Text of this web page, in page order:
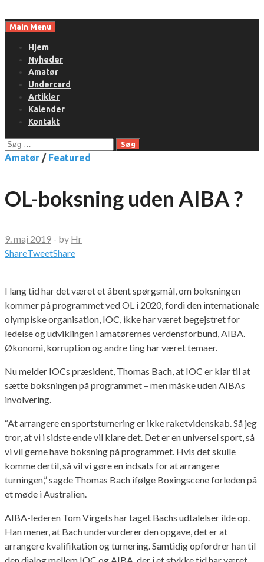
toMain Menu
Hjem
Nyheder
Amatør
Undercard
Artikler
Kalender
Kontakt
Søg
efter:
Amatør / Featured
OL-boksning uden AIBA ?
9. maj 2019 - by Hr
ShareTweetShare
I lang tid har det været et åbent spørgsmål, om boksningen
kommer på programmet ved OL i 2020, fordi den internationale
olympiske organisation, IOC, ikke har været begejstret for
ledelse og udviklingen i amatørernes verdensforbund, AIBA.
Økonomi, korruption og andre ting har været temaer.
Nu melder IOCs præsident, Thomas Bach, at IOC er klar til at
sætte boksningen på programmet – men måske uden AIBAs
involvering.
“At arrangere en sportsturnering er ikke raketvidenskab. Så jeg
tror, at vi i sidste ende vil klare det. Det er en universel sport, så
vi vil gerne have boksning på programmet. Hvis det skulle
komme dertil, så vil vi gøre en indsats for at arrangere
turningen,” sagde Thomas Bach ifølge Boxingscene forleden på
et møde i Australien.
AIBA-lederen Tom Virgets har taget Bachs udtalelser ilde op.
Han mener, at Bach undervurderer den opgave, det er at
arrangere kvalifikation og turnering. Samtidig opfordrer han til